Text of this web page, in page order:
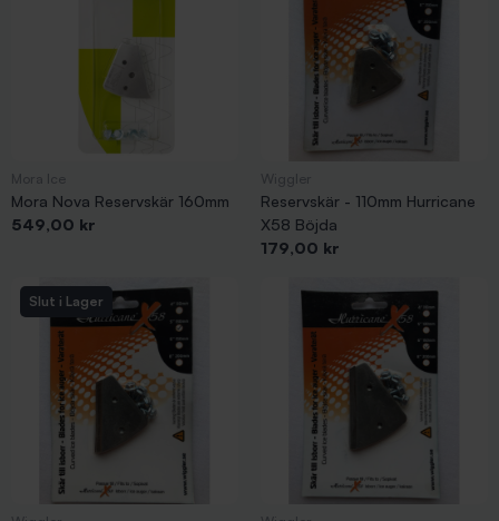
Mora Nova Reservskär 160mm
Pris
549,00 kr
Reservskär - 110mm Hurricane
X58 Böjda
Pris
179,00 kr
Slut i Lager